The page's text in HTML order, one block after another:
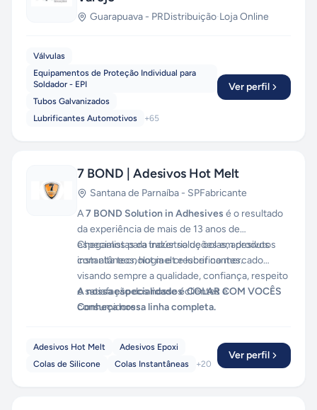
Guarapuava - PRDistribuição·Loja Online
Válvulas
Equipamentos de Proteção Individual para
Soldador - EPI
Tubos Galvanizados
Lubrificantes Automotivos
+65
Ver perfil
7 BOND | Adesivos Hot Melt
Santana de Parnaíba - SPFabricante
A7 BOND Solution in Adhesives é o resultado
da experiência de mais de 13 anos de
especialistas da indústria de colas, adesivos
instantâneos, hot melt e lubrificantes.
Chegamos para trazer soluções em produtos
com alta tecnologia e crescer no mercado
visando sempre a qualidade, confiança, respeito
e satisfação dos nossos clientes e
consumidores.
A nossa especialidade é COLAR COM VOCÊS
Conheça nossa linha completa.
Adesivos Hot Melt
Adesivos Epoxi
Colas de Silicone
Colas Instantâneas +20
Ver perfil